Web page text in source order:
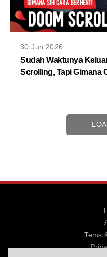
30 Jun 2026
Sudah Waktunya
Scrolling, Tapi Gimana
Tems